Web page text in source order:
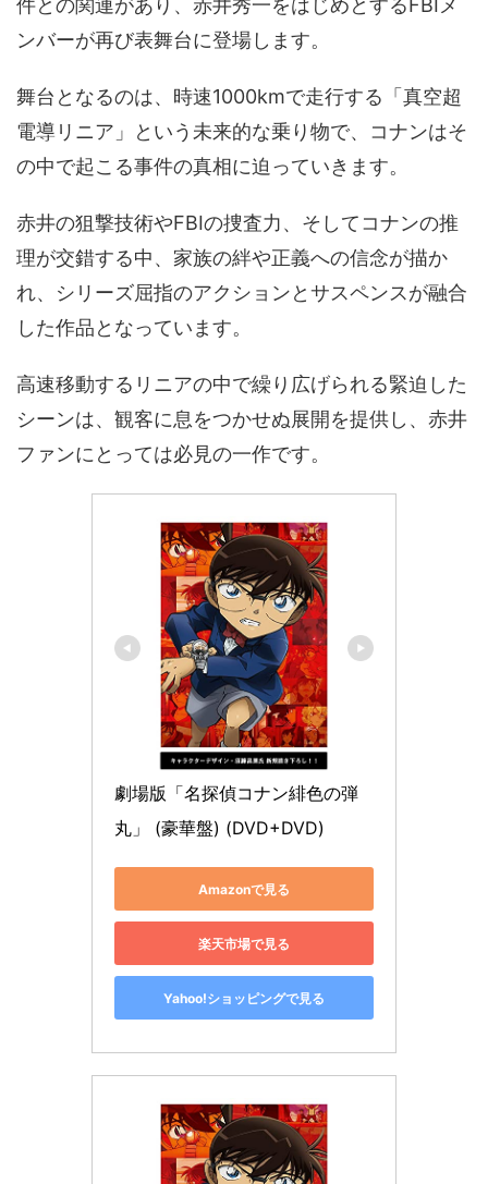
件との関連があり、赤井秀一をはじめとするFBIメ
ンバーが再び表舞台に登場します。
舞台となるのは、時速1000kmで走行する「真空超
電導リニア」という未来的な乗り物で、コナンはそ
の中で起こる事件の真相に迫っていきます。
赤井の狙撃技術やFBIの捜査力、そしてコナンの推
理が交錯する中、家族の絆や正義への信念が描か
れ、シリーズ屈指のアクションとサスペンスが融合
した作品となっています。
高速移動するリニアの中で繰り広げられる緊迫した
シーンは、観客に息をつかせぬ展開を提供し、赤井
ファンにとっては必見の一作です。
劇場版「名探偵コナン緋色の弾
丸」 (豪華盤) (DVD+DVD)
Amazonで見る
楽天市場で見る
Yahoo!ショッピングで見る